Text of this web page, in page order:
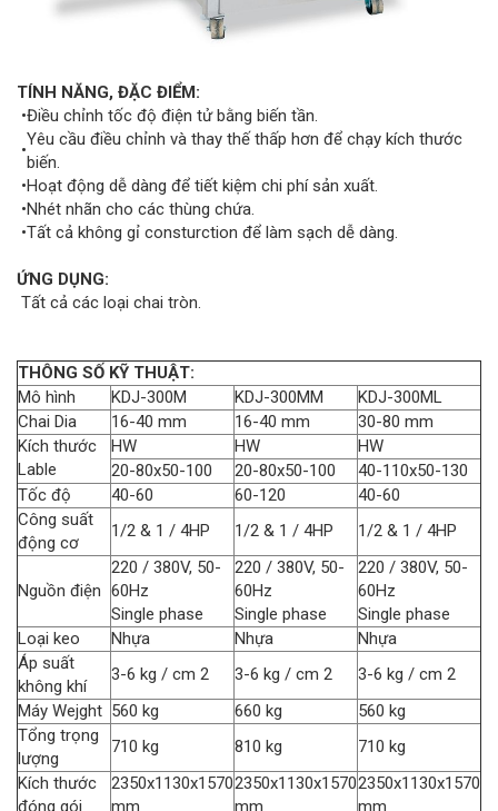
TÍNH NĂNG, ĐẶC ĐIỂM:
•Điều chỉnh tốc độ điện tử bằng biến tần.
•
Yêu cầu điều chỉnh và thay thế thấp hơn để chạy kích thước
biến.
•Hoạt động dễ dàng để tiết kiệm chi phí sản xuất.
•Nhét nhãn cho các thùng chứa.
•Tất cả không gỉ consturction để làm sạch dễ dàng.
ỨNG DỤNG:
Tất cả các loại chai tròn.
THÔNG SỐ KỸ THUẬT:
Mô hình
KDJ-300M KDJ-300MM
KDJ-300ML
Chai Dia
16-40 mm 16-40 mm
30-80 mm
Kích thước
Lable
HW HW HW
20-80x50-100
20-80x50-100
40-110x50-130
Tốc độ
40-60 60-120
40-60
Công suất
động cơ
1/2 & 1 / 4HP 1/2 & 1 / 4HP 1/2 & 1 / 4HP
Nguồn điện
220 / 380V, 50-
60Hz
Single phase
220 / 380V, 50-
60Hz
Single phase
220 / 380V, 50-
60Hz
Single phase
Loại keo
Nhựa Nhựa
Nhựa
Áp suất
không khí
3-6 kg / cm 2 3-6 kg / cm 2
3-6 kg / cm 2
Máy Wejght 560 kg 660 kg
560 kg
Tổng trọng
lượng
710 kg 810 kg
710 kg
Kích thước
đóng gói
2350x1130x1570
mm
2350x1130x1570
mm
2350x1130x1570
mm